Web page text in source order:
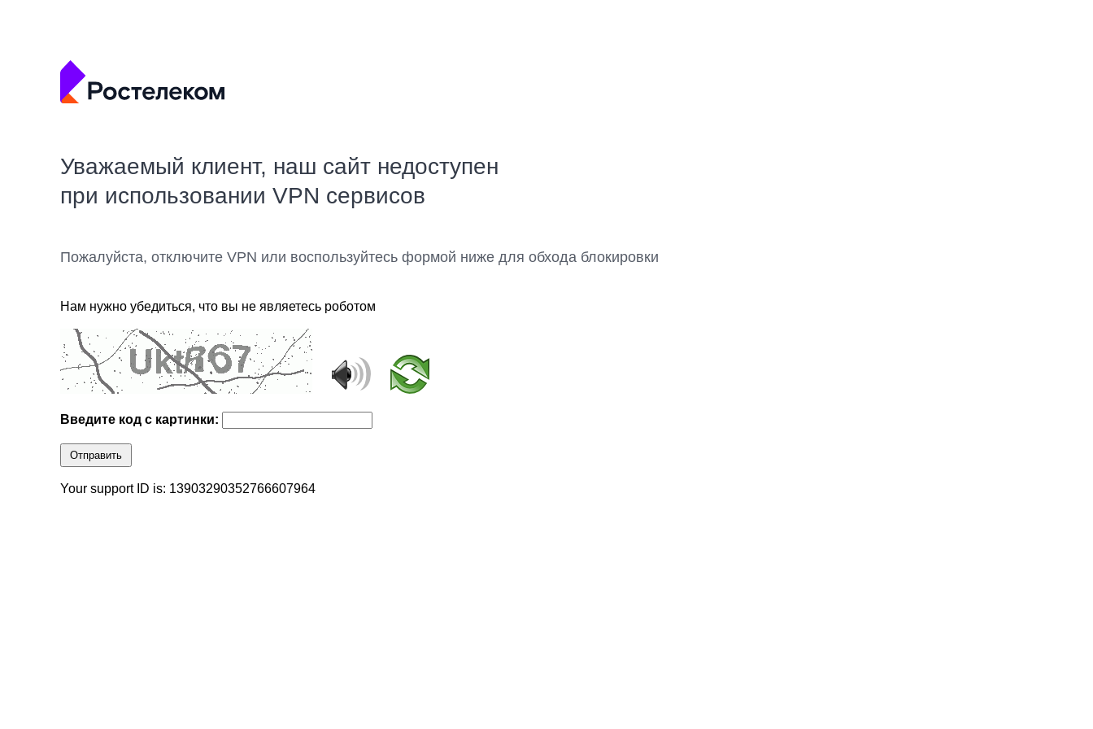
Уважаемый клиент, наш сайт недоступен
при использовании VPN сервисов
Пожалуйста, отключите VPN или воспользуйтесь формой ниже для обхода блокировки
Нам нужно убедиться, что вы не являетесь роботом
Введите код с картинки:
Отправить
Your support ID is: 13903290352766607964